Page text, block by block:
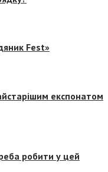
Fest»
експонатом
робити у цей